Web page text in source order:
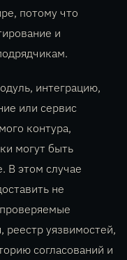
потому что
и
интеграцию,
или сервис
контура,
могут быть
В этом случае
не
реестр уязвимостей,
согласований и